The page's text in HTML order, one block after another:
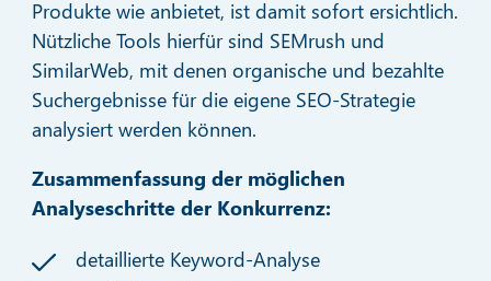
Produkte wie anbietet, ist damit sofort ersichtlich.
Nützliche Tools hierfür sind SEMrush und
SimilarWeb, mit denen organische und bezahlte
Suchergebnisse für die eigene SEO-Strategie
analysiert werden können.
Zusammenfassung der möglichen
Analyseschritte der Konkurrenz:
detaillierte Keyword-Analyse